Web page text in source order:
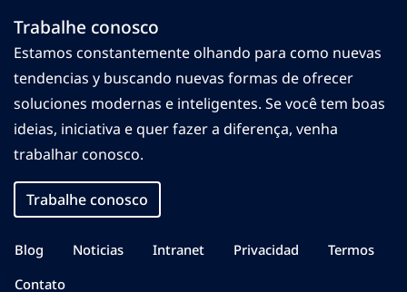
Trabalhe conosco
Estamos constantemente olhando para como nuevas
tendencias y buscando nuevas formas de ofrecer
soluciones modernas e inteligentes. Se você tem boas
ideias, iniciativa e quer fazer a diferença, venha
trabalhar conosco.
Trabalhe conosco
Blog Noticias Intranet Privacidad
Termos
Contato